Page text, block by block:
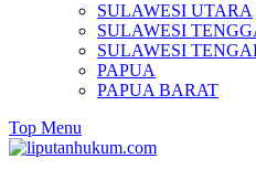
SULAWESI UTARA
SULAWESI
SULAWESI
PAPUA
PAPUA BARAT
Top Menu